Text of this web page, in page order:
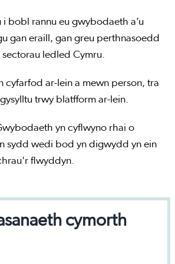
i bobl rannu eu gwybodaeth a’u
gan eraill, gan greu perthnasoedd
ledled Cymru.
cyfarfod ar-lein a mewn person, tra
trwy blatfform ar-lein.
yn cyflwyno rhai o
sydd wedi bod yn digwydd yn ein
flwyddyn.
cymorth